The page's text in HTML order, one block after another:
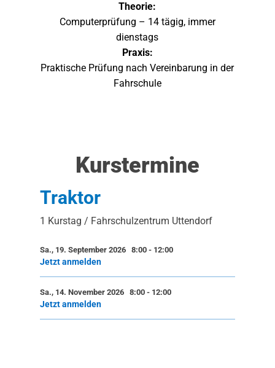
Theorie:
Computerprüfung – 14 tägig, immer
dienstags
Praxis:
Praktische Prüfung nach Vereinbarung in der
Fahrschule
Kurstermine
Traktor
1 Kurstag / Fahrschulzentrum Uttendorf
Jetzt anmelden
Sa., 19. September 2026 8:00- 12:00
Jetzt anmelden
Sa., 14. November 2026 8:00- 12:00